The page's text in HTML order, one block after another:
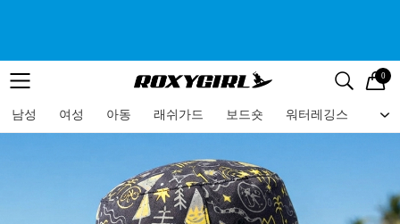
메뉴 검색
로고 0
남성 여성 아동 래쉬가드 보드숏 워터레깅스 비
메뉴